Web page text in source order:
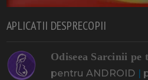
APLICATII DESPRECOPII
Odiseea Sarcinii pe
pentru ANDROID